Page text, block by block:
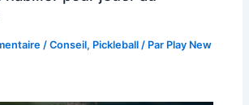
/Conseil, Pickleball / Par Play New